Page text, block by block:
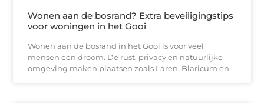
Wonen aan de bosrand? Extra beveiligingstips
voor woningen in het Gooi
Wonen aan de bosrand in het Gooi is voor veel
mensen een droom. De rust, privacy en natuurlijke
omgeving maken plaatsen zoals Laren, Blaricum en